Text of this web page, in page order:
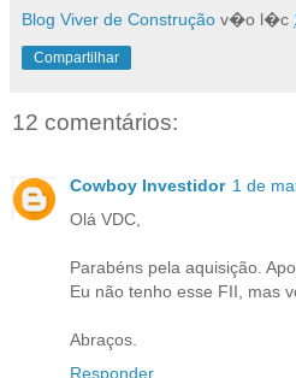
Blog Viver de Construção v�o l�c
Compartilhar
12 comentários:
Cowboy Investidor 1 de
Olá VDC,
Parabéns pela aquisição.
Eu não tenho esse FII, mas
Abraços.
Responder